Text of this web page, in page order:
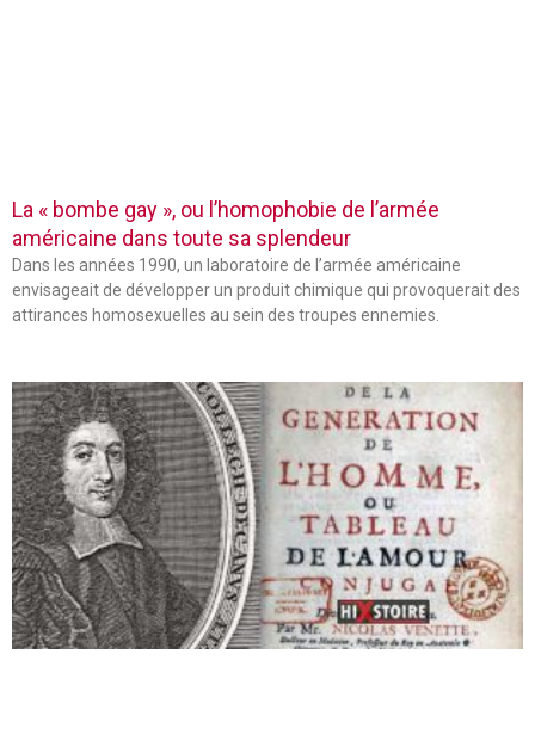
La « bombe gay », ou l’homophobie de l’armée
américaine dans toute sa splendeur
Dans les années 1990, un laboratoire de l’armée américaine
envisageait de développer un produit chimique qui provoquerait des
attirances homosexuelles au sein des troupes ennemies.